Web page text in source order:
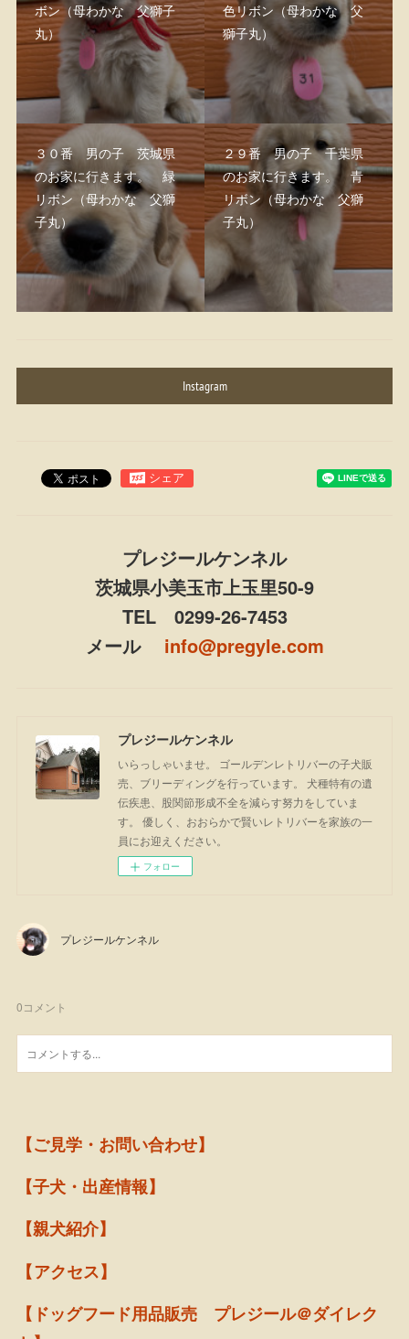
ボン（母わかな 父獅子
丸）
色リボン（母わかな 父
獅子丸）
３０番 男の子 茨城県
のお家に行きます。 緑
リボン（母わかな 父獅
子丸）
２９番 男の子 千葉県
のお家に行きます。 青
リボン（母わかな 父獅
子丸）
Instagram
プレジールケンネル
茨城県小美玉市上玉里50-9
TEL 0299-26-7453
メール info@pregyle.com
プレジールケンネル
いらっしゃいませ。 ゴールデンレトリバーの子犬販
売、ブリーディングを行っています。 犬種特有の遺
伝疾患、股関節形成不全を減らす努力をしていま
す。 優しく、おおらかで賢いレトリバーを家族の一
員にお迎えください。
フォロー
プレジールケンネル
0コメント
【ご見学・お問い合わせ】
【子犬・出産情報】
【親犬紹介】
【アクセス】
【ドッグフード用品販売 プレジール＠ダイレク